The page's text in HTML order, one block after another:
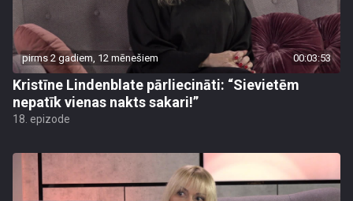
pirms 2 gadiem, 12 mēnešiem 00:03:53
Kristīne Lindenblate pārliecināti: “Sievietēm
nepatīk vienas nakts sakari!”
18. epizode